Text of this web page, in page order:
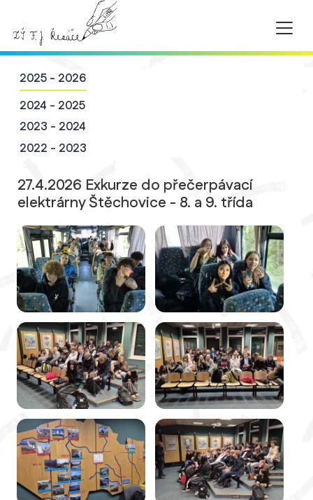
2025 - 2026
2024 - 2025
2023 - 2024
2022 - 2023
27.4.2026 Exkurze do přečerpávací
elektrárny Štěchovice - 8. a 9. třída